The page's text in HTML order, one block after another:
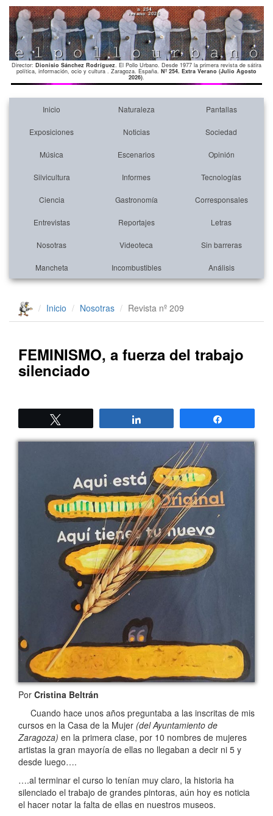
Director: Dionisio Sánchez Rodríguez. El Pollo Urbano. Desde 1977 la primera revista de sátira
política, información, ocio y cultura . Zaragoza. España. Nº 254. Extra Verano (Julio Agosto
2026).
Inicio Naturaleza Pantallas
Exposiciones Noticias Sociedad
Música Escenarios Opinión
Silvicultura Informes Tecnologías
Ciencia Gastronomía Corresponsales
Entrevistas Reportajes Letras
Nosotras Videoteca Sin barreras
Mancheta Incombustibles Análisis
Inicio Nosotras Revista nº 209
FEMINISMO, a fuerza del trabajo
silenciado
Por Cristina Beltrán
Cuando hace unos años preguntaba a las inscritas de mis
cursos en la Casa de la Mujer (del Ayuntamiento de
Zaragoza) en la primera clase, por 10 nombres de mujeres
artistas la gran mayoría de ellas no llegaban a decir ni 5 y
desde luego….
….al terminar el curso lo tenían muy claro, la historia ha
silenciado el trabajo de grandes pintoras, aún hoy es noticia
el hacer notar la falta de ellas en nuestros museos.